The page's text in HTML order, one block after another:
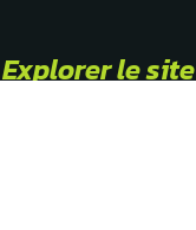
Explorer le site